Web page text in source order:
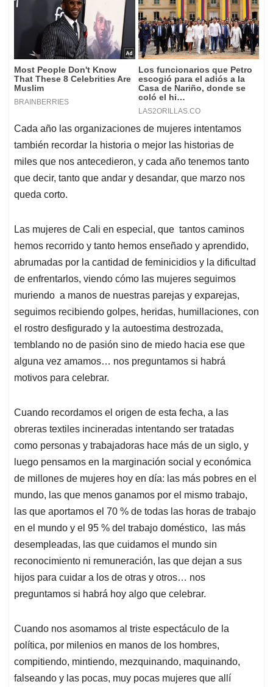
Cada año las organizaciones de mujeres intentamos
también recordar la historia o mejor las historias de
miles que nos antecedieron, y cada año tenemos tanto
que decir, tanto que andar y desandar, que marzo nos
queda corto.
Las mujeres de Cali en especial, que tantos caminos
hemos recorrido y tanto hemos enseñado y aprendido,
abrumadas por la cantidad de feminicidios y la dificultad
de enfrentarlos, viendo cómo las mujeres seguimos
muriendo a manos de nuestras parejas y exparejas,
seguimos recibiendo golpes, heridas, humillaciones, con
el rostro desfigurado y la autoestima destrozada,
temblando no de pasión sino de miedo hacia ese que
alguna vez amamos… nos preguntamos si habrá
motivos para celebrar.
Cuando recordamos el origen de esta fecha, a las
obreras textiles incineradas intentando ser tratadas
como personas y trabajadoras hace más de un siglo, y
luego pensamos en la marginación social y económica
de millones de mujeres hoy en día: las más pobres en el
mundo, las que menos ganamos por el mismo trabajo,
las que aportamos el 70 % de todas las horas de trabajo
en el mundo y el 95 % del trabajo doméstico, las más
desempleadas, las que cuidamos el mundo sin
reconocimiento ni remuneración, las que dejan a sus
hijos para cuidar a los de otras y otros… nos
preguntamos si habrá hoy algo que celebrar.
Cuando nos asomamos al triste espectáculo de la
política, por milenios en manos de los hombres,
compitiendo, mintiendo, mezquinando, maquinando,
falseando y las pocas, muy pocas mujeres que allí